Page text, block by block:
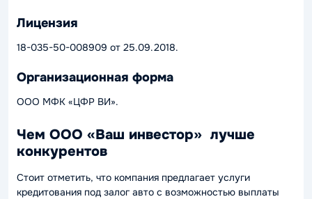
Лицензия
18-035-50-008909 от 25.09.2018.
Организационная форма
ООО МФК «ЦФР ВИ».
Чем ООО «Ваш инвестор» лучше
конкурентов
Стоит отметить, что компания предлагает услуги
кредитования под залог авто с возможностью выплаты